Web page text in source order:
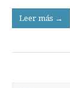
Leer más →